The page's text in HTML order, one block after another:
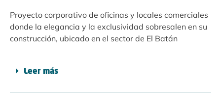
Proyecto corporativo de oficinas y locales comerciales
donde la elegancia y la exclusividad sobresalen en su
construcción, ubicado en el sector de El Batán
Leer más